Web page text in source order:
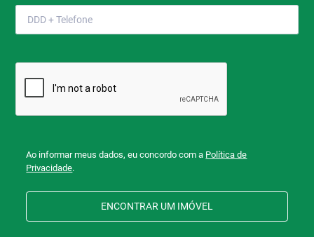
Ao informar meus dados, eu concordo com a Política de
Privacidade.
ENCONTRAR UM IMÓVEL